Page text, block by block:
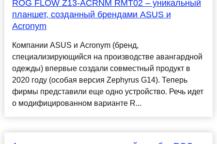
ROG FLOW Z13-ACRNM RMT02 – уникальный
планшет, созданный брендами ASUS и
Acronym
Компании ASUS и Acronym (бренд,
специализирующийся на производстве авангардной
одежды) впервые создали совместный продукт в
2020 году (особая версия Zephyrus G14). Теперь
фирмы представили еще одно устройство. Речь идет
о модифицированном варианте R...